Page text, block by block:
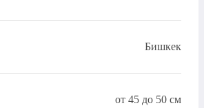
Бишкек
от 45 до 50 см